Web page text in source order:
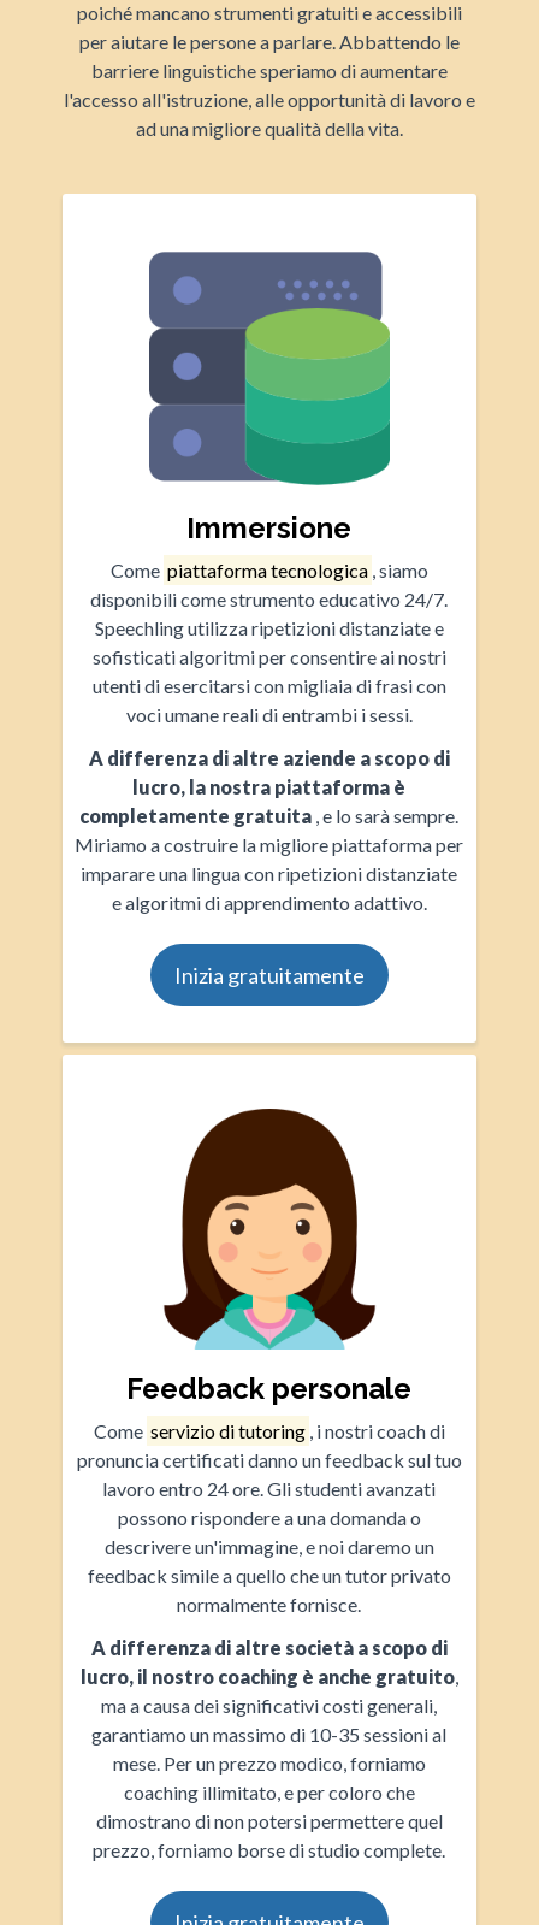
poiché mancano strumenti gratuiti e accessibili
per aiutare le persone a parlare. Abbattendo le
barriere linguistiche speriamo di aumentare
l'accesso all'istruzione, alle opportunità di lavoro e
ad una migliore qualità della vita.
Immersione
Come piattaforma tecnologica , siamo
disponibili come strumento educativo 24/7.
Speechling utilizza ripetizioni distanziate e
sofisticati algoritmi per consentire ai nostri
utenti di esercitarsi con migliaia di frasi con
voci umane reali di entrambi i sessi.
A differenza di altre aziende a scopo di
lucro, la nostra piattaforma è
completamente gratuita , e lo sarà sempre.
Miriamo a costruire la migliore piattaforma per
imparare una lingua con ripetizioni distanziate
e algoritmi di apprendimento adattivo.
Inizia gratuitamente
Feedback personale
Come servizio di tutoring , i nostri coach di
pronuncia certificati danno un feedback sul tuo
lavoro entro 24 ore. Gli studenti avanzati
possono rispondere a una domanda o
descrivere un'immagine, e noi daremo un
feedback simile a quello che un tutor privato
normalmente fornisce.
A differenza di altre società a scopo di
lucro, il nostro coaching è anche gratuito,
ma a causa dei significativi costi generali,
garantiamo un massimo di 10-35 sessioni al
mese. Per un prezzo modico, forniamo
coaching illimitato, e per coloro che
dimostrano di non potersi permettere quel
prezzo, forniamo borse di studio complete.